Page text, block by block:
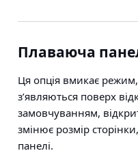
Плаваюча
Ця опція вмикає
з’являються поверх
замовчуванням,
змінює розмір
панелі.